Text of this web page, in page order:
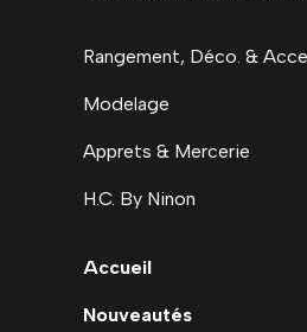
Rangement, Déco. &
Modelage
Apprets & Mercerie
H.C. By Ninon
Accueil
Nouveautés